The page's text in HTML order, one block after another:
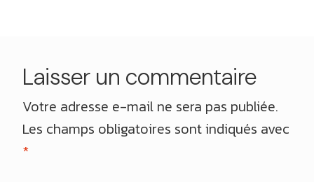
Laisser un commentaire
Votre adresse e-mail ne sera pas publiée.
Les champs obligatoires sont indiqués avec
*